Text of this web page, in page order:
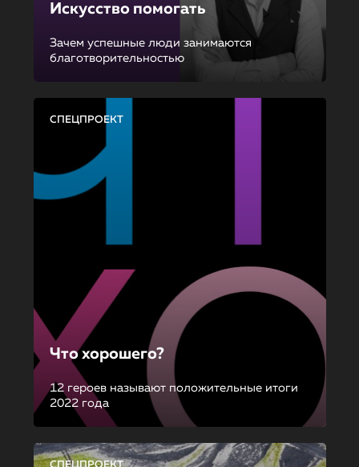
Искусство помогать
Зачем успешные люди занимаются
благотворительностью
СПЕЦПРОЕКТ
Что хорошего?
12 героев называют положительные итоги
2022 года